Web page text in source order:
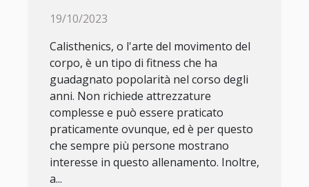
19/10/2023
Calisthenics, o l'arte del movimento del
corpo, è un tipo di fitness che ha
guadagnato popolarità nel corso degli
anni. Non richiede attrezzature
complesse e può essere praticato
praticamente ovunque, ed è per questo
che sempre più persone mostrano
interesse in questo allenamento. Inoltre,
a...